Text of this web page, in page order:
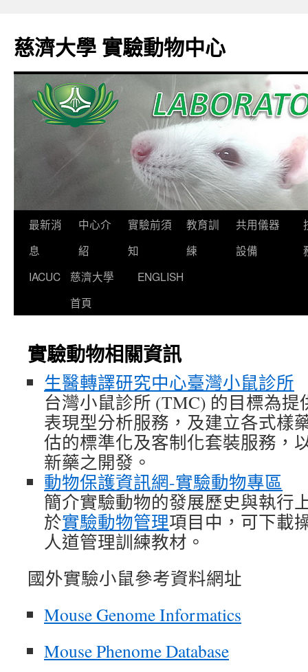
主
要
慈濟大學 實驗動物中心
最新消
息
中心介
紹
實驗前須
知
教育訓
練
共用儀器
設備
IACUC
慈濟大學
首頁
ENGLISH
實驗動物相關資訊
生醫轉譯研究中心臺灣小鼠診所
台灣小鼠診所 (TMC) 的目標為
表現型分析服務，及建立各式樣
估的標準化及客制化套裝服務，
新藥之開發。
動物保護資訊網-實驗動物專區
簡介實驗動物的發展歷史與執行
於實驗動物管理項目中，可下載
人道管理訓練教材。
國外實驗小鼠參考資料網址
Mouse Genome Informatics
Mouse Phenome Database